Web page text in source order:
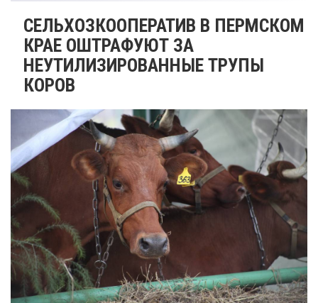
СЕЛЬХОЗКООПЕРАТИВ В ПЕРМСКОМ
КРАЕ ОШТРАФУЮТ ЗА
НЕУТИЛИЗИРОВАННЫЕ ТРУПЫ
КОРОВ